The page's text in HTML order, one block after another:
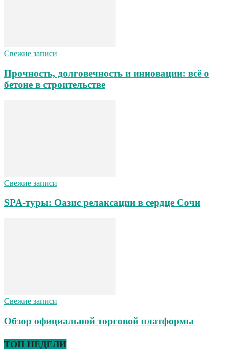
Свежие записи
Прочность, долговечность и инновации: всё о
бетоне в строительстве
Свежие записи
SPA-туры: Оазис релаксации в сердце Сочи
Свежие записи
Обзор официальной торговой платформы
ТОП НЕДЕЛИ